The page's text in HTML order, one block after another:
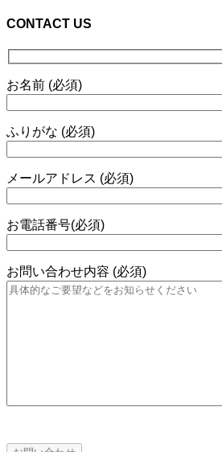
CONTACT US
お名前 (必須)
ふりがな (必須)
メールアドレス (必須)
お電話番号(必須)
お問い合わせ内容 (必須)